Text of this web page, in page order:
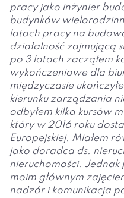
pracy jako inżynier
budynków
latach pracy na
działalność zajmującą
po 3 latach zacząłem
wykończeniowe dla
międzyczasie
kierunku zarządzania
odbyłem kilka kursów
który w 2016 roku
Europejskiej. Miałem
jako doradca ds.
nieruchomości. Jednak
moim głównym
nadzór i komunikacja